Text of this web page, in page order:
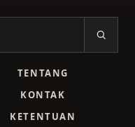
TENTANG
KONTAK
KETENTUAN